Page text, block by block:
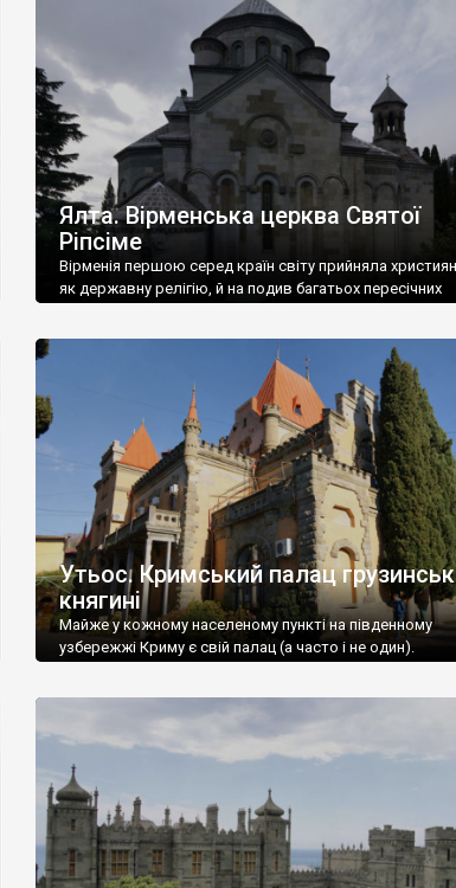
називаються «повстяками» (postaki)…” “Вино. Крим
виробляє відмінне вино і його вдосталь: воно все
легке біле і дуже […]
Ялта. Вірменська церква Святої
Ріпсіме
Вірменія першою серед країн світу прийняла
як державну релігію, й на подив багатьох пересічних
Утьос. Кримський палац
княгині
Майже у кожному населеному пункті на південному
узбережжі Криму є свій палац (а часто і не один).